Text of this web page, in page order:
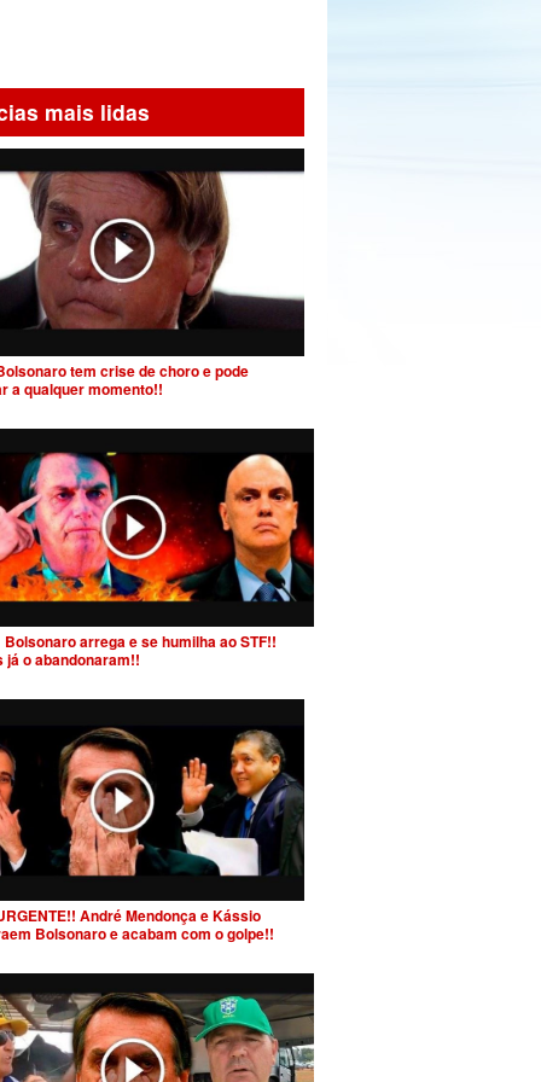
mais lidas
tem crise de choro e pode
a qualquer momento!!
Bolsonaro arrega e se humilha ao STF!!
já o abandonaram!!
André Mendonça e Kássio
Bolsonaro e acabam com o golpe!!